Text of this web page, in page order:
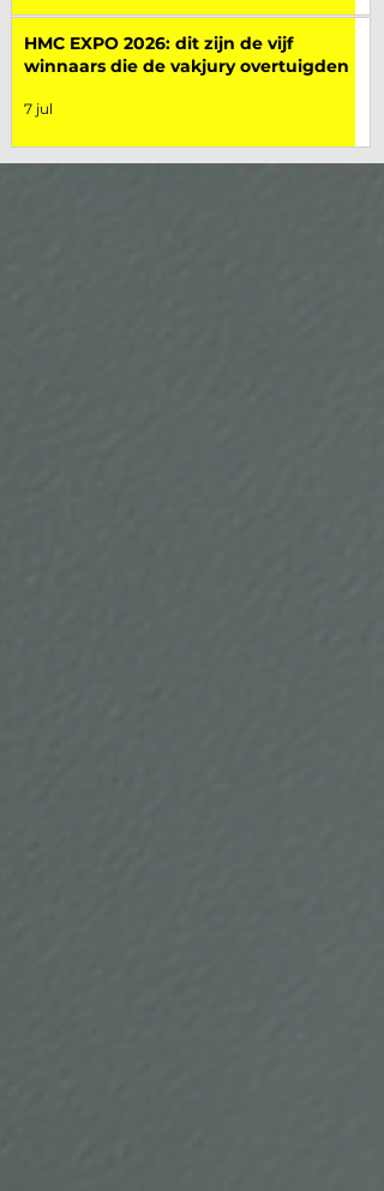
HMC EXPO 2026: dit zijn de vijf
winnaars die de vakjury overtuigden
7 jul